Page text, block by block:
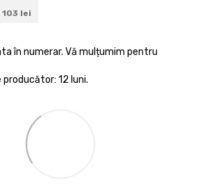
103 lei
în numerar. Vă mulțumim pentru
12 luni.